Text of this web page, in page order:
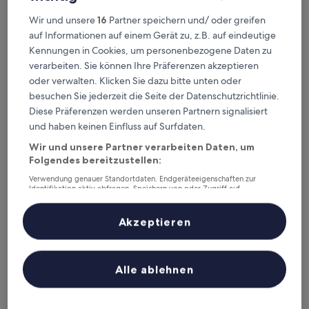
Best Western Plus Edward Hotel
Best Western Plus Edward Hotel
4.0-
Sterne-
Unterkunft
0,5 km von Stadsträdgården entfernt
von
10,
Hervorragend,
(1.008
8,8/10 Hervorragend (1.008 Bewertungen)
Der
Preis
88 €
inkl. Steuern & Gebühren
Stadshotellet Lidköping
Wir und unsere16 Partner speichern und/ oder greifen
auf Informationen auf einem Gerät zu, z.B. auf eindeutige
Kennungen in Cookies, um personenbezogene Daten zu
verarbeiten. Sie können Ihre Präferenzen akzeptieren
oder verwalten. Klicken Sie dazu bitte unten oder
besuchen Sie jederzeit die Seite der Datenschutzrichtlinie.
Diese Präferenzen werden unseren Partnern signalisiert
und haben keinen Einfluss auf Surfdaten.
Wir und unsere Partner verarbeiten Daten, um
Folgendes bereitzustellen:
Verwendung genauer Standortdaten. Endgeräteeigenschaften zur
Identifikation aktiv abfragen. Speichern von oder Zugriff auf
Inhalte, Messung von Werbeleistung und der Performance von Inhalten,
Zielgruppenforschung sowie Entwicklung und Verbesserung von
Liste der Partner (Lieferanten)
Alle ablehnen
Akzeptieren